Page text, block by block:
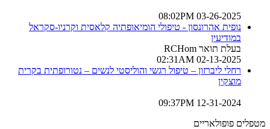
03-26-2025 08:02PM
נופית אהרונסון - טיפולי הומיאופתיה קלאסית וקרניו-סקראל
במודיעין
בעלת תואר RCHom
02-13-2025 02:31AM
רחלי ליברזון – טיפול רגשי והוליסטי לנשים – נטורופתית בקרית
מוצקין
12-31-2024 09:37PM
מטפלים פופולאריים